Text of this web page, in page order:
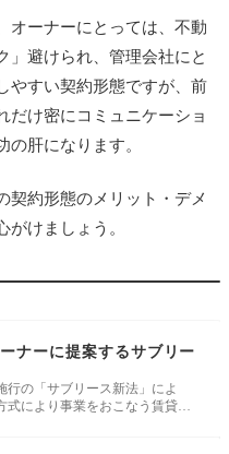
オーナーにとっては、不動
」避けられ、管理会社にと
やすい契約形態ですが、前
だけ密にコミュニケーショ
の肝になります。
契約形態のメリット・デメ
がけましょう。
ナーに提案するサブリー
行の「サブリース新法」によ
式により事業をおこなう賃貸管